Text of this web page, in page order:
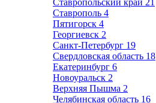
Ставропольский край 21
Ставрополь 4
Пятигорск 4
Георгиевск 2
Санкт-Петербург 19
Свердловская область 18
Екатеринбург 6
Новоуральск 2
Верхняя Пышма 2
Челябинская область 16